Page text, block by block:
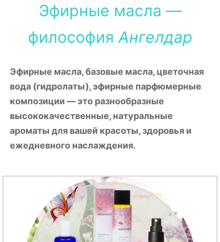
Эфирные масла —
философия Ангелдар
Эфирные масла, базовые масла, цветочная
вода (гидролаты), эфирные парфюмерные
композиции — это разнообразные
высококачественные, натуральные
ароматы для вашей красоты, здоровья и
ежедневного наслаждения.